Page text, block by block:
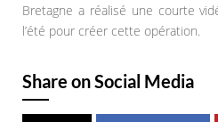
Bretagne a réalisé une courte
l’été pour créer cette opération.
Share on Social Media